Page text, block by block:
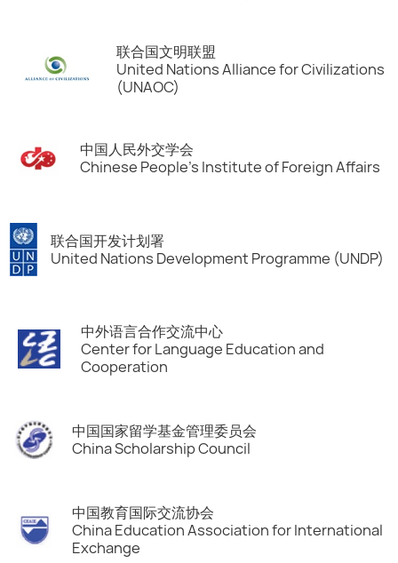
联合国文明联盟
United Nations Alliance for Civilizations
(UNAOC)
中国人民外交学会
Chinese People's Institute of Foreign Affairs
联合国开发计划署
United Nations Development Programme (UNDP)
中外语言合作交流中心
Center for Language Education and
Cooperation
中国国家留学基金管理委员会
China Scholarship Council
中国教育国际交流协会
China Education Association for International
Exchange